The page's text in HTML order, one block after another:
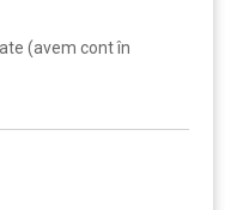
(avem cont în